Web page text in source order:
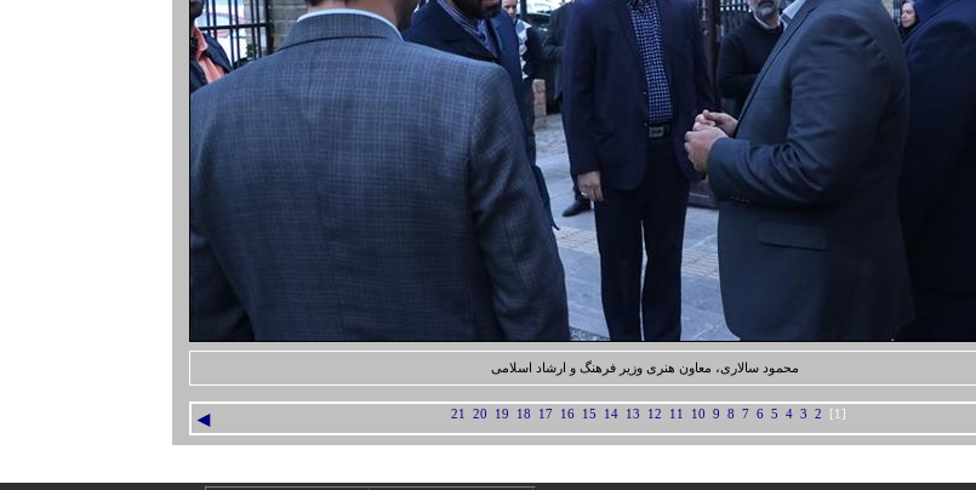
محمود سالاری، معاون هنری وزیر فرهنگ و ارشاد اسلامی
◄ [1]
2
3
4
5
6
7
8
9
10
11
12
13
14
15
16
17
18
19
20
21